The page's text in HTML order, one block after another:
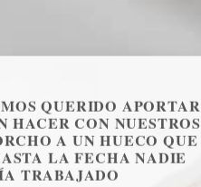
QUERIDO APORTAR
HACER CON NUESTROS
A UN HUECO QUE
LA FECHA NADIE
TRABAJADO